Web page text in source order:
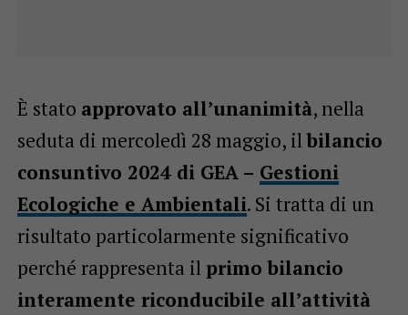
È stato approvato all’unanimità, nella
seduta di mercoledì 28 maggio, ilbilancio
consuntivo 2024 di GEA – Gestioni
Ecologiche e Ambientali. Si tratta di un
risultato particolarmente significativo
perché rappresenta il primo bilancio
interamente riconducibile all’attività